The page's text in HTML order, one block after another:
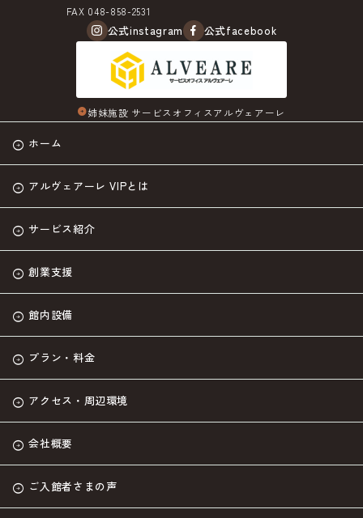
FAX 048-858-2531
公式instagram 公式facebook
arrow_circle_right姉妹施設 サービスオフィスアルヴェアーレ
ホーム
アルヴェアーレ VIPとは
サービス紹介
創業支援
館内設備
プラン・料金
アクセス・周辺環境
会社概要
ご入館者さまの声